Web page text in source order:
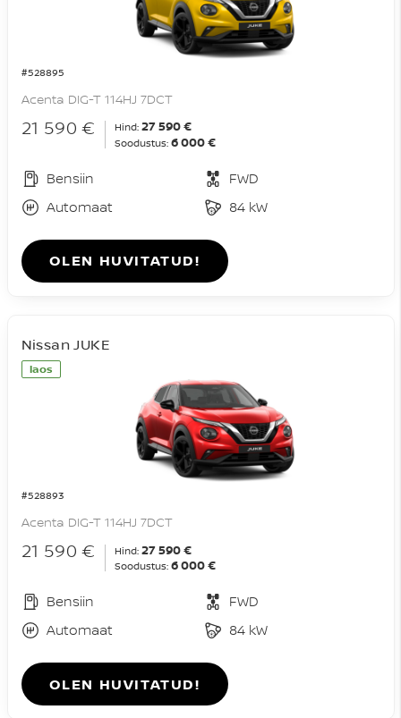
#528895
Acenta DIG-T 114HJ 7DCT
21 590 € Hind: 27 590 €
Soodustus: 6 000 €
Bensiin
FWD
Automaat
84 kW
OLEN HUVITATUD!
laos
#528893
Nissan JUKE
Acenta DIG-T 114HJ 7DCT
21 590 € Hind: 27 590 €
Soodustus: 6 000 €
Bensiin
FWD
Automaat
84 kW
OLEN HUVITATUD!